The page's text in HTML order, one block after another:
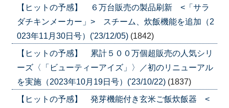
【ヒットの予感】 ６万台販売の製品刷新 <「サラ
ダチキンメーカー」> スチーム、炊飯機能を追加（2
023年11月30日号）('23/12/05) (1842)
【ヒットの予感】 累計５００万個超販売の人気シリ
ーズ〈「ビューティーアイズ」〉／初のリニューアル
を実施（2023年10月19日号）('23/10/22) (1837)
【ヒットの予感】 発芽機能付き玄米ご飯炊飯器 <